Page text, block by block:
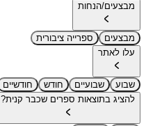
מבצעים/הנחות
מבצעים
ספרייה ציבורית
עלו לאתר
שבוע שבועיים חודש
חודשיים
להציג בתוצאות ספרים שכבר קנית?